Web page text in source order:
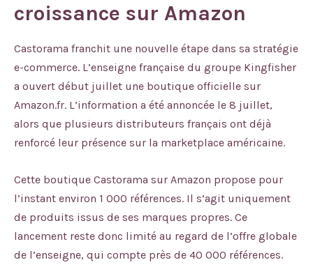
croissance sur Amazon
Castorama franchit une nouvelle étape dans sa stratégie
e-commerce. L’enseigne française du groupe Kingfisher
a ouvert début juillet une boutique officielle sur
Amazon.fr. L’information a été annoncée le 8 juillet,
alors que plusieurs distributeurs français ont déjà
renforcé leur présence sur la marketplace américaine.
Cette boutique Castorama sur Amazon propose pour
l’instant environ 1 000 références. Il s’agit uniquement
de produits issus de ses marques propres. Ce
lancement reste donc limité au regard de l’offre globale
de l’enseigne, qui compte près de 40 000 références.